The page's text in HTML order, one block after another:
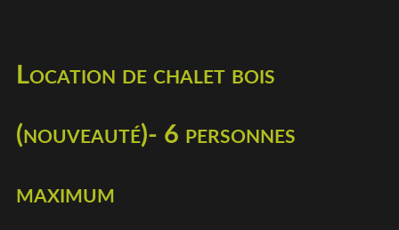
Location de chalet bois
(nouveauté)- 6 personnes
maximum